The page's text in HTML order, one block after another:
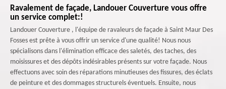
Ravalement de façade, Landouer Couverture vous offre
un service complet:!
Landouer Couverture , l'équipe de ravaleurs de façade à Saint Maur Des
Fosses est prête à vous offrir un service d'une qualité! Nous nous
spécialisons dans l'élimination efficace des saletés, des taches, des
moisissures et des dépôts indésirables présents sur votre façade. Nous
effectuons avec soin des réparations minutieuses des fissures, des éclats
de peinture et des dommages structurels éventuels. Ensuite, nous